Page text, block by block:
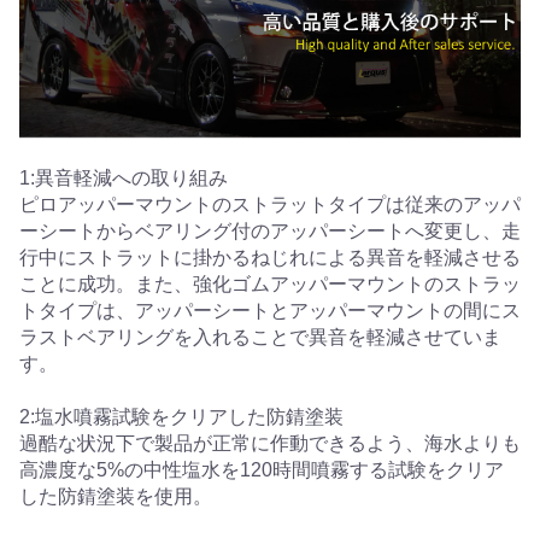
1:異音軽減への取り組み
ピロアッパーマウントのストラットタイプは従来のアッパ
ーシートからベアリング付のアッパーシートへ変更し、走
行中にストラットに掛かるねじれによる異音を軽減させる
ことに成功。また、強化ゴムアッパーマウントのストラッ
トタイプは、アッパーシートとアッパーマウントの間にス
ラストベアリングを入れることで異音を軽減させていま
す。
2:塩水噴霧試験をクリアした防錆塗装
過酷な状況下で製品が正常に作動できるよう、海水よりも
高濃度な5%の中性塩水を120時間噴霧する試験をクリア
した防錆塗装を使用。